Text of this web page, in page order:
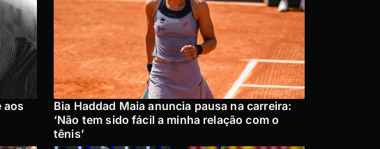
aos
Bia Haddad Maia anuncia pausa na carreira:
‘Não tem sido fácil a minha relação com o
tênis’